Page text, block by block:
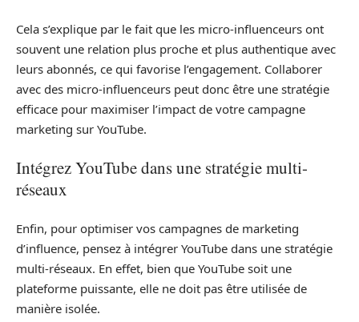
Cela s’explique par le fait que les micro-influenceurs ont
souvent une relation plus proche et plus authentique avec
leurs abonnés, ce qui favorise l’engagement. Collaborer
avec des micro-influenceurs peut donc être une stratégie
efficace pour maximiser l’impact de votre campagne
marketing sur YouTube.
Intégrez YouTube dans une stratégie multi-
réseaux
Enfin, pour optimiser vos campagnes de marketing
d’influence, pensez à intégrer YouTube dans une stratégie
multi-réseaux. En effet, bien que YouTube soit une
plateforme puissante, elle ne doit pas être utilisée de
manière isolée.